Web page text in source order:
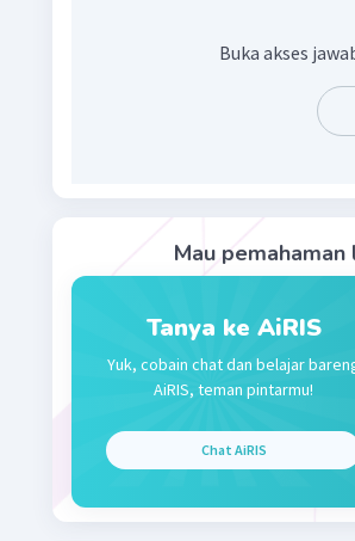
Lampu 6 dan 7 tetap
Beri Rating ·0.0(0)
Buka akses
Mau
Tanya ke AiRIS
Yuk, cobain chat dan belajar
AiRIS, teman pintarmu!
Chat AiRIS